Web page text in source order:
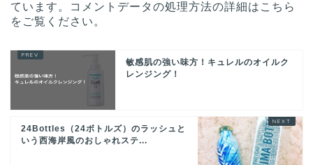
ています。
コメントデータの処理方法の詳細はこちら
をご覧ください 。
敏感肌の強い味方！キュレルのオイルク
レンジング！
24Bottles（24ボトルズ）のラッシュと
いう西海岸風のおしゃれステ...